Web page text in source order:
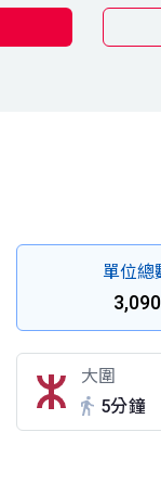
單位總
3,090
大圍
5分鐘